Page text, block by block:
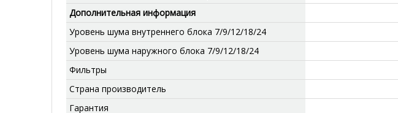
Дополнительная информация
Уровень шума внутреннего блока 7/9/12/18/24
Уровень шума наружного блока 7/9/12/18/24
Фильтры
Страна производитель
Гарантия